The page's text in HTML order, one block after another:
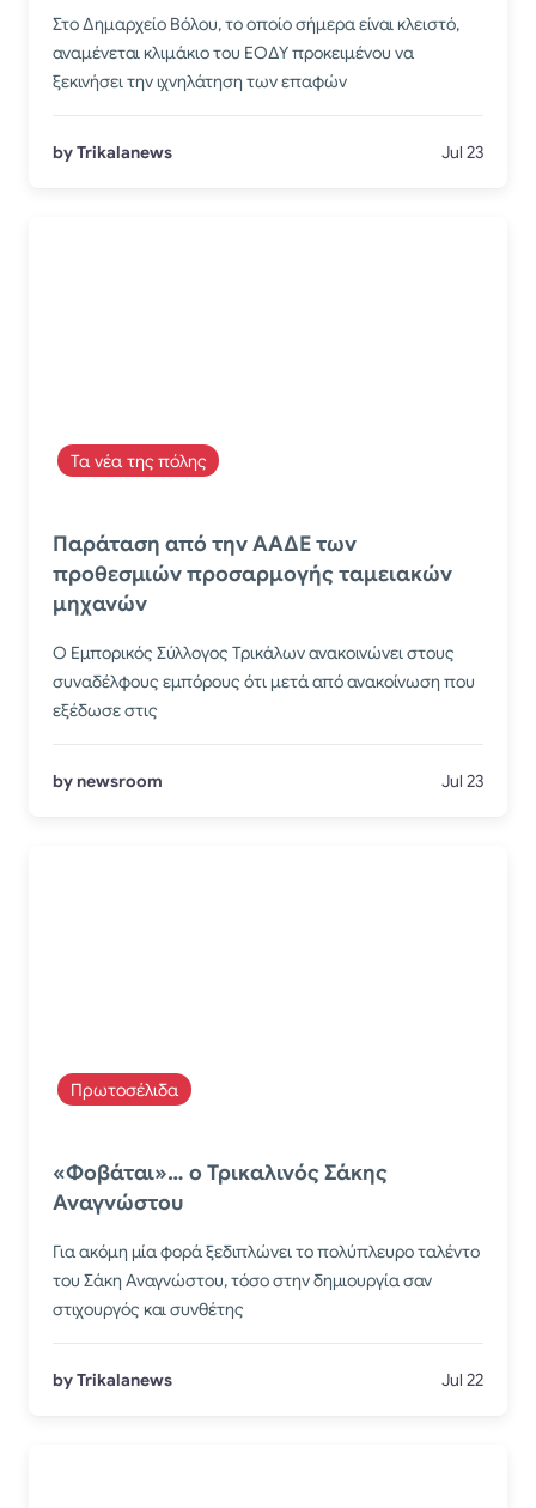
Στο Δημαρχείο Βόλου, το οποίο σήμερα είναι κλειστό,
αναμένεται κλιμάκιο του ΕΟΔΥ προκειμένου να
ξεκινήσει την ιχνηλάτηση των επαφών
by Trikalanews Jul 23
Τα νέα της πόλης
Παράταση από την ΑΑΔΕ των
προθεσμιών προσαρμογής ταμειακών
μηχανών
Ο Εμπορικός Σύλλογος Τρικάλων ανακοινώνει στους
συναδέλφους εμπόρους ότι μετά από ανακοίνωση που
εξέδωσε στις
by newsroom Jul 23
Πρωτοσέλιδα
«Φοβάται»… ο Τρικαλινός Σάκης
Αναγνώστου
Για ακόμη μία φορά ξεδιπλώνει το πολύπλευρο ταλέντο
του Σάκη Αναγνώστου, τόσο στην δημιουργία σαν
στιχουργός και συνθέτης
by Trikalanews Jul 22